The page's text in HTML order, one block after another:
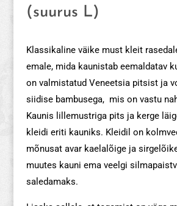
(suurus L)
Klassikaline väike must kleit
emale, mida kaunistab eemaldatav
on valmistatud Veneetsia pitsist ja
siidise bambusega, mis on vastu
Kaunis lillemustriga pits ja kerge
kleidi eriti kauniks. Kleidil on
mõnusat avar kaelalõige ja
muutes kauni ema veelgi
saledamaks.